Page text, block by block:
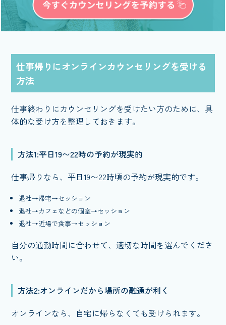
仕事帰りにオンラインカウンセリングを受ける
方法
仕事終わりにカウンセリングを受けたい方のために、具
体的な受け方を整理しておきます。
方法1:平日19〜22時の予約が現実的
仕事帰りなら、平日19〜22時頃の予約が現実的です。
退社→帰宅→セッション
退社→カフェなどの個室→セッション
退社→近場で食事→セッション
自分の通勤時間に合わせて、適切な時間を選んでくださ
い。
方法2:オンラインだから場所の融通が利く
オンラインなら、自宅に帰らなくても受けられます。